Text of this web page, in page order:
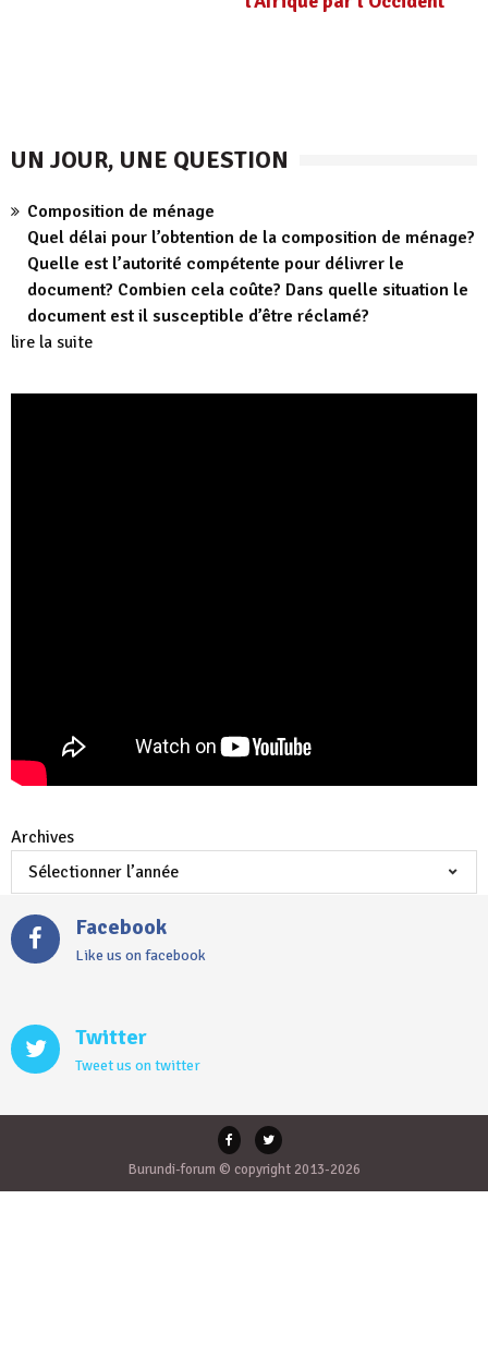
UN JOUR, UNE QUESTION
Composition de ménage
Quel délai pour l’obtention de la composition de ménage?
Quelle est l’autorité compétente pour délivrer le
document? Combien cela coûte? Dans quelle situation le
document est il susceptible d’être réclamé?
lire la suite
Archives
Facebook
Like us on facebook
Twitter
Tweet us on twitter
Burundi-forum © copyright 2013-2026